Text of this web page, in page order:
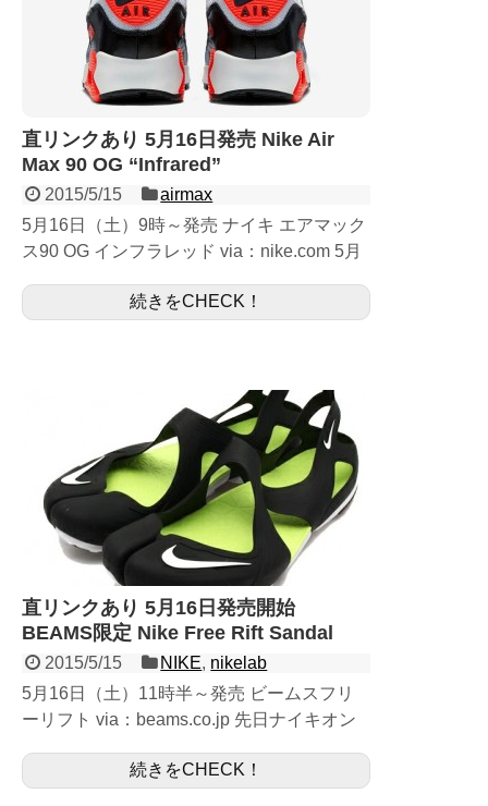
直リンクあり 5月16日発売 Nike Air
Max 90 OG “Infrared”
2015/5/15
airmax
5月16日（土）9時～発売 ナイキ エアマック
ス90 OG インフラレッド via：nike.com 5月
ッドになります。 人気モデルの...
続きをCHECK！
直リンクあり 5月16日発売開始
BEAMS限定 Nike Free Rift Sandal
2015/5/15 NIKE, nikelab
5月16日（土）11時半～発売 ビームスフリ
ーリフト via：beams.co.jp 先日ナイキオン
BEAMS限定カラーの 商品についてご紹介...
続きをCHECK！